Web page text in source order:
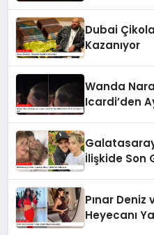
Dubai
Kazanıyor
Wanda
Icardi’den
İlişkide Son
Pınar Deniz
Heyecanı